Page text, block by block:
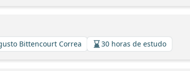
Bittencourt Correa 30 horas de estudo